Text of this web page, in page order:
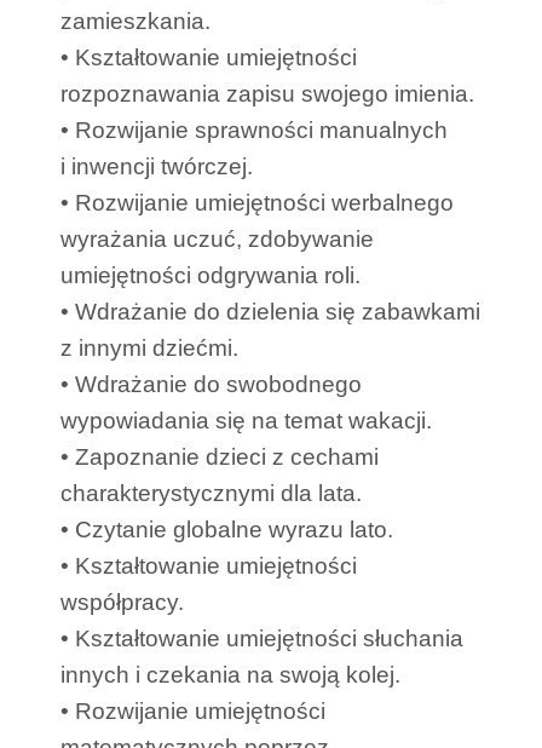
zamieszkania.
• Kształtowanie umiejętności
rozpoznawania zapisu swojego imienia.
• Rozwijanie sprawności manualnych
i inwencji twórczej.
• Rozwijanie umiejętności werbalnego
wyrażania uczuć, zdobywanie
umiejętności odgrywania roli.
• Wdrażanie do dzielenia się zabawkami
z innymi dziećmi.
• Wdrażanie do swobodnego
wypowiadania się na temat wakacji.
• Zapoznanie dzieci z cechami
charakterystycznymi dla lata.
• Czytanie globalne wyrazu lato.
• Kształtowanie umiejętności
współpracy.
• Kształtowanie umiejętności słuchania
innych i czekania na swoją kolej.
• Rozwijanie umiejętności